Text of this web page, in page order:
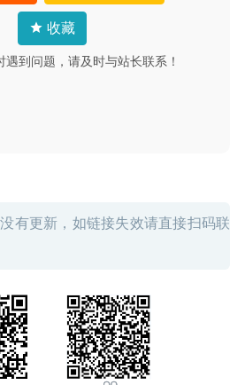
收藏
遇到问题，请及时与站长联系！
有更新，如链接失效请直接扫码联
-视频网站视频下载工具
9.0.0.20 – 超强的数据恢复软件